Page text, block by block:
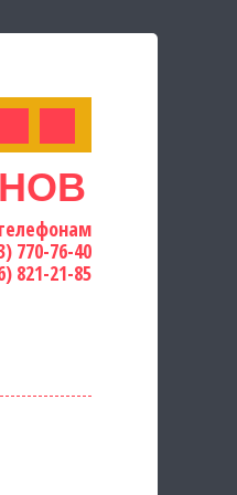
770-76-40
821-21-85